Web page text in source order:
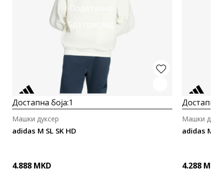
Брз преглед
Достапна боја:1
adidas M SL SK HD
Машки дуксер
4.888 MKD
adidas M
Машки
4.288